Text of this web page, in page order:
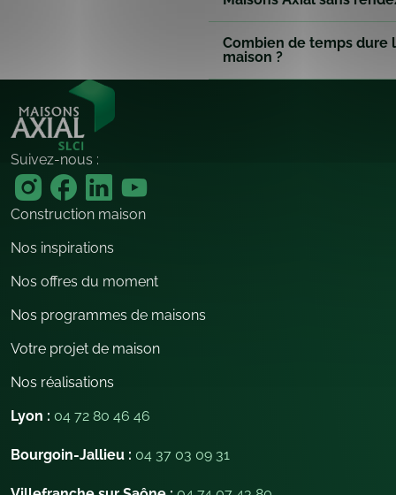
Combien de temps dure
maison ?
Suivez-nous :
Construction maison
Nos inspirations
Nos offres du moment
Nos programmes de maisons
Votre projet de maison
Nos réalisations
Lyon : 04 72 80 46 46
Bourgoin-Jallieu : 04 37 03 09 31